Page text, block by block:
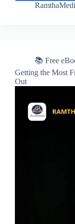
📚 Free
Getting the Most
Out